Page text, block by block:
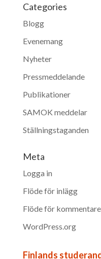
Categories
Blogg
Evenemang
Nyheter
Pressmeddelande
Publikationer
SAMOK meddelar
Ställningstaganden
Meta
Logga in
Flöde för inlägg
Flöde för
WordPress.org
Finlands